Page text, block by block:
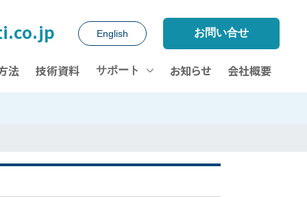
English お問い合せ
法 技術資料 サポート お知らせ 会社概要